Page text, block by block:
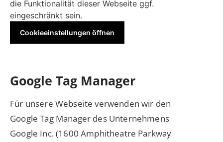
die Funktionalität dieser Webseite ggf.
eingeschränkt sein.
Cookieeinstellungen öffnen
Google Tag Manager
Für unsere Webseite verwenden wir den
Google Tag Manager des Unternehmens
Google Inc. (1600 Amphitheatre Parkway